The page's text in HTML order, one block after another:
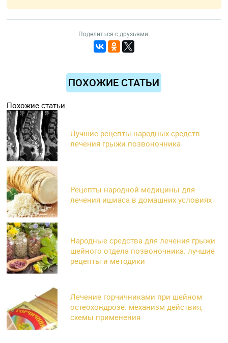
Поделиться с друзьями:
ПОХОЖИЕ СТАТЬИ
Похожие статьи
Лучшие рецепты народных средств
лечения грыжи позвоночника
Рецепты народной медицины для
лечения ишиаса в домашних условиях
Народные средства для лечения грыжи
шейного отдела позвоночника: лучшие
рецепты и методики
Лечение горчичниками при шейном
остеохондрозе: механизм действия,
схемы применения